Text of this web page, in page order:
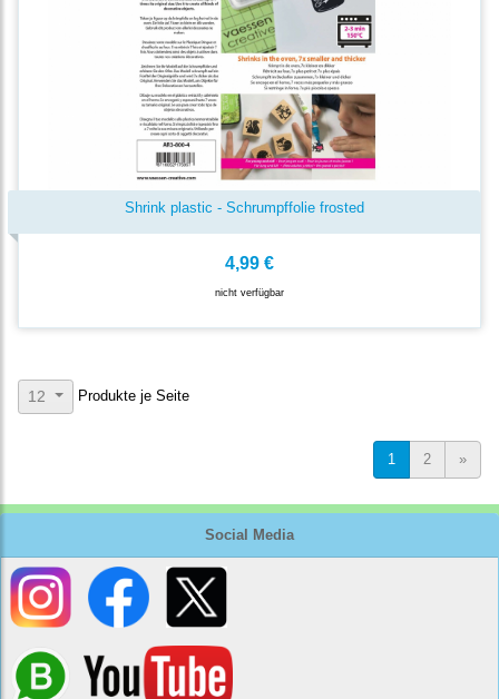
Social Media
Shrink plastic - Schrumpffolie frosted
4,99 €
nicht verfügbar
12 Produkte je Seite
1 2 »